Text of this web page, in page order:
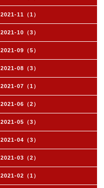
2021-11（1）
2021-10（3）
2021-09（5）
2021-08（3）
2021-07（1）
2021-06（2）
2021-05（3）
2021-04（3）
2021-03（2）
2021-02（1）